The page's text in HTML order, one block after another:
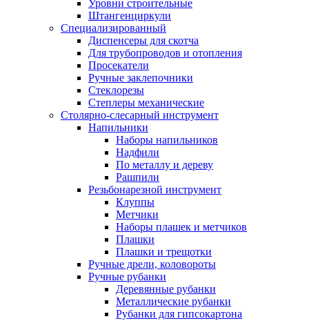
Уровни строительные
Штангенциркули
Специализированный
Диспенсеры для скотча
Для трубопроводов и отопления
Просекатели
Ручные заклепочники
Стеклорезы
Степлеры механические
Столярно-слесарный инструмент
Напильники
Наборы напильников
Надфили
По металлу и дереву
Рашпили
Резьбонарезной инструмент
Клуппы
Метчики
Наборы плашек и метчиков
Плашки
Плашки и трещотки
Ручные дрели, коловороты
Ручные рубанки
Деревянные рубанки
Металлические рубанки
Рубанки для гипсокартона